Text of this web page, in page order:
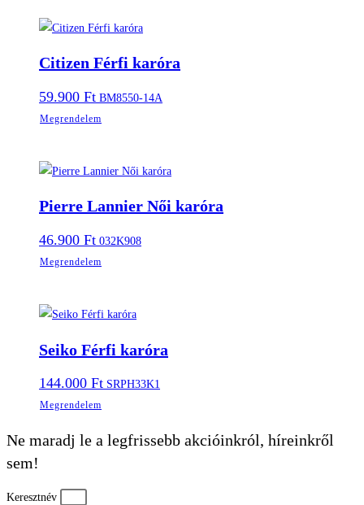
Citizen Férfi karóra
59.900 Ft BM8550-14A
Megrendelem
Pierre Lannier Női karóra
46.900 Ft 032K908
Megrendelem
Seiko Férfi karóra
144.000 Ft SRPH33K1
Megrendelem
Ne maradj le a legfrissebb akcióinkról, híreinkről
sem!
Keresztnév